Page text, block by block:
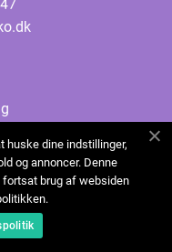
huske dine indstillinger,
og annoncer. Denne
fortsat brug af websiden